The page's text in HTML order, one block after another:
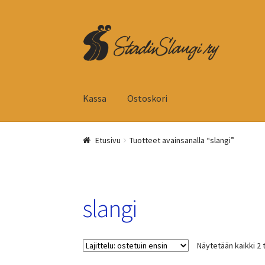
Siirry
navigointiin
Siirry
sisältöön
Kassa Ostoskori
Etusivu Tuotteet avainsanalla “slangi”
slangi
Näytetään kaikki 2